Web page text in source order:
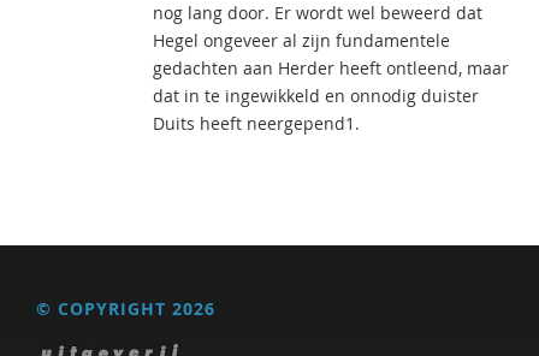
nog lang door. Er wordt wel beweerd dat
Hegel ongeveer al zijn fundamentele
gedachten aan Herder heeft ontleend, maar
dat in te ingewikkeld en onnodig duister
Duits heeft neergepend1.
© COPYRIGHT 2026